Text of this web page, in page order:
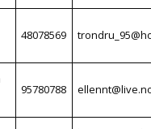
48078569
95780788